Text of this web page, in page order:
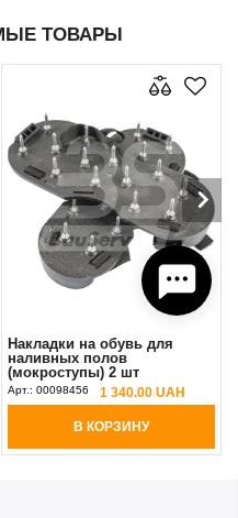
ТОВАРЫ
Накладки на обувь для
наливных полов
(мокроступы) 2 шт
(правая+левая) 40 мм
Арт.: 00098456 1 340.00 UAH
В КОРЗИНУ